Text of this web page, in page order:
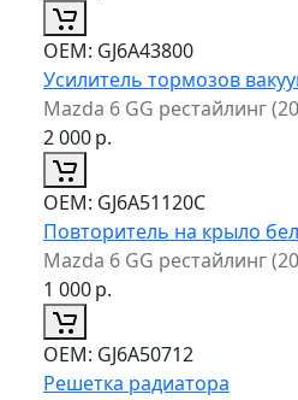
ОЕМ: GJ6A43800
Усилитель тормозов
Mazda 6 GG рестайлинг
2 000р.
ОЕМ: GJ6A51120C
Повторитель на крыло
Mazda 6 GG рестайлинг
1 000р.
ОЕМ: GJ6A50712
Решетка радиатора